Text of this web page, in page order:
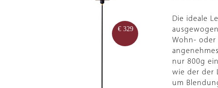
Die ideale
Wohn-
nur 800g
wie der der
um
€ 329